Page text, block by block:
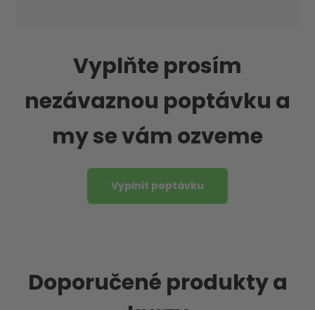
Vyplňte prosím
nezávaznou poptávku a
my se vám ozveme
Vyplnit poptávku
Doporučené produkty a